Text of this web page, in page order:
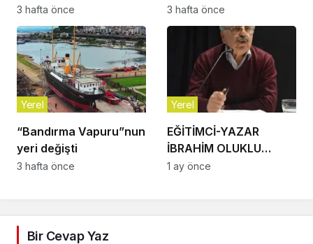
olmayı çoktan hak
eden bir ilçe”
3 hafta önce
Büyükşehir
Belediyesi’nde Murat
Özşay Göreve Başladı
3 hafta önce
“Bandırma Vapuru”nun
yeri değişti
Yerel
3 hafta önce
EĞİTİMCİ-YAZAR
İBRAHİM OLUKLU
VEFAT ETTİ
Yerel
1 ay önce
Bir Cevap Yaz